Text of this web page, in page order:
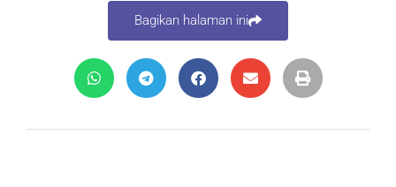
Bagikan halaman ini